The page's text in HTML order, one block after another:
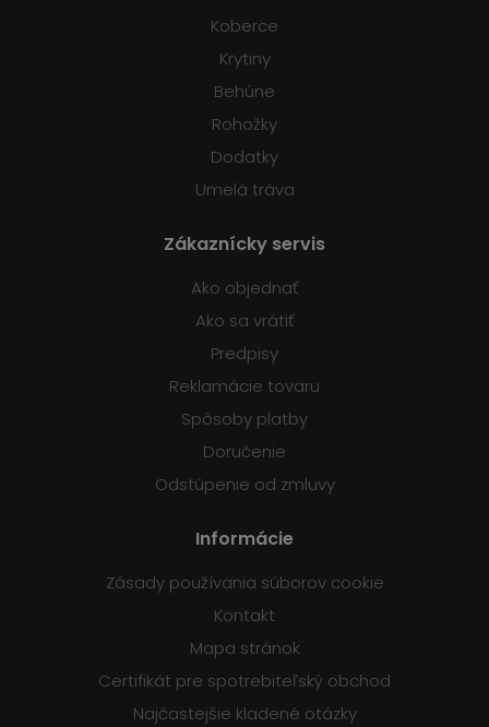
Koberce
Krytiny
Behúne
Rohožky
Dodatky
Umelá tráva
Zákaznícky servis
Ako objednať
Ako sa vrátiť
Predpisy
Reklamácie tovaru
Spôsoby platby
Doručenie
Odstúpenie od zmluvy
Informácie
Zásady používania súborov cookie
Kontakt
Mapa stránok
Certifikát pre spotrebiteľský obchod
Najčastejšie kladené otázky